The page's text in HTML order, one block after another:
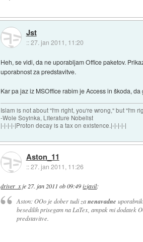
Jst
::27. jan 2011, 11:20
Heh, se vidi, da ne uporabljam Office paketov.
uporabnost za predstavitve.
Kar pa jaz iz MSOffice rabim je Access in škoda,
Islam is not about "I'm right, you're wrong," but "I'm
-Wole Soyinka, Literature Nobelist
|-|-|-|-|Proton decay is a tax on existence.|-|-|-|-|
Aston_11
::27. jan 2011, 11:26
driver_xje 27. jan 2011 ob 09:49 izjavil:
Aston: OOo je dober tudi zanenavadne
besedilih prisegam na LaTex, ampak mi dodatek
predstavitve.